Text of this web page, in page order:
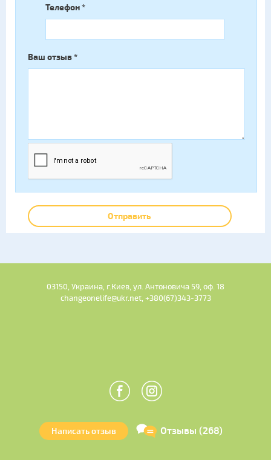
Телефон*
Ваш отзыв*
Отправить
03150, Украина, г.Киев, ул. Антоновича 59, оф. 18
changeonelife@ukr.net, +380(67)343-3773
Написать отзыв Отзывы (268)